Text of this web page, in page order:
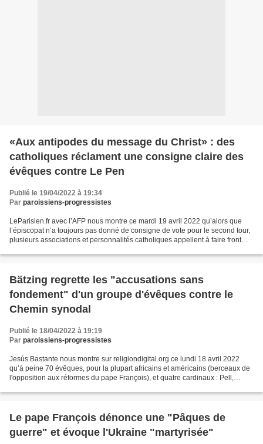
«Aux antipodes du message du Christ» : des
catholiques réclament une consigne claire des
évêques contre Le Pen
Publié le 19/04/2022 à 19:34
Par paroissiens-progressistes
LeParisien.fr avec l’AFP nous montre ce mardi 19 avril 2022 qu’alors que
l’épiscopat n’a toujours pas donné de consigne de vote pour le second tour,
plusieurs associations et personnalités catholiques appellent à faire front
Bätzing regrette les "accusations sans
fondement" d'un groupe d'évêques contre le
Chemin synodal
Publié le 18/04/2022 à 19:19
Par paroissiens-progressistes
Jesús Bastante nous montre sur religiondigital.org ce lundi 18 avril 2022
qu’à peine 70 évêques, pour la plupart africains et américains (berceaux de
l'opposition aux réformes du pape François), et quatre cardinaux : Pell,
Le pape François dénonce une "Pâques de
guerre" et évoque l'Ukraine "martyrisée"